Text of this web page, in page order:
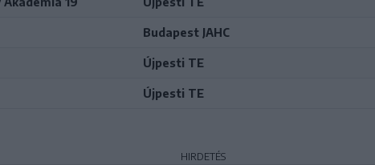
Budapest JAHC
Újpesti TE
Újpesti TE
HIRDETÉS